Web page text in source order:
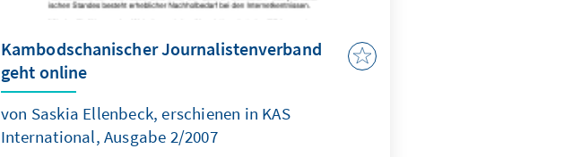
Kambodschanischer Journalistenverband
geht online
von Saskia Ellenbeck, erschienen in KAS
International, Ausgabe 2/2007